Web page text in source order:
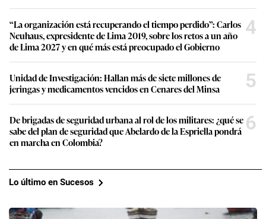
“La organización está recuperando el tiempo perdido”: Carlos
Neuhaus, expresidente de Lima 2019, sobre los retos a un año
de Lima 2027 y en qué más está preocupado el Gobierno
4
Unidad de Investigación: Hallan más de siete millones de
jeringas y medicamentos vencidos en Cenares del Minsa
5
De brigadas de seguridad urbana al rol de los militares: ¿qué se
sabe del plan de seguridad que Abelardo de la Espriella pondrá
en marcha en Colombia?
6
Lo último en Sucesos